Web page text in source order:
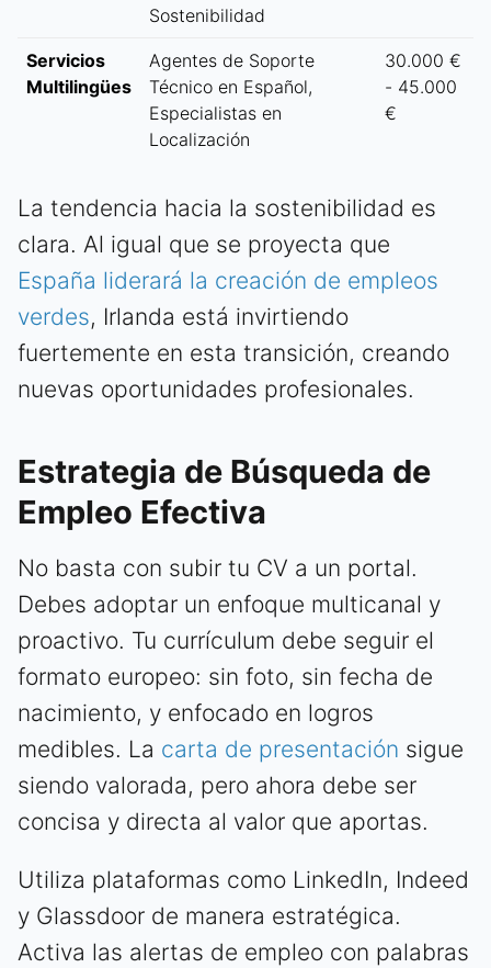
Sostenibilidad
Servicios
Multilingües
Agentes de Soporte
Técnico en Español,
Especialistas en
Localización
30.000 €
- 45.000
€
La tendencia hacia la sostenibilidad es
clara. Al igual que se proyecta que
España liderará la creación de empleos
verdes, Irlanda está invirtiendo
fuertemente en esta transición, creando
nuevas oportunidades profesionales.
Estrategia de Búsqueda de
Empleo Efectiva
No basta con subir tu CV a un portal.
Debes adoptar un enfoque multicanal y
proactivo. Tu currículum debe seguir el
formato europeo: sin foto, sin fecha de
nacimiento, y enfocado en logros
medibles. La carta de presentación sigue
siendo valorada, pero ahora debe ser
concisa y directa al valor que aportas.
Utiliza plataformas como LinkedIn, Indeed
y Glassdoor de manera estratégica.
Activa las alertas de empleo con palabras